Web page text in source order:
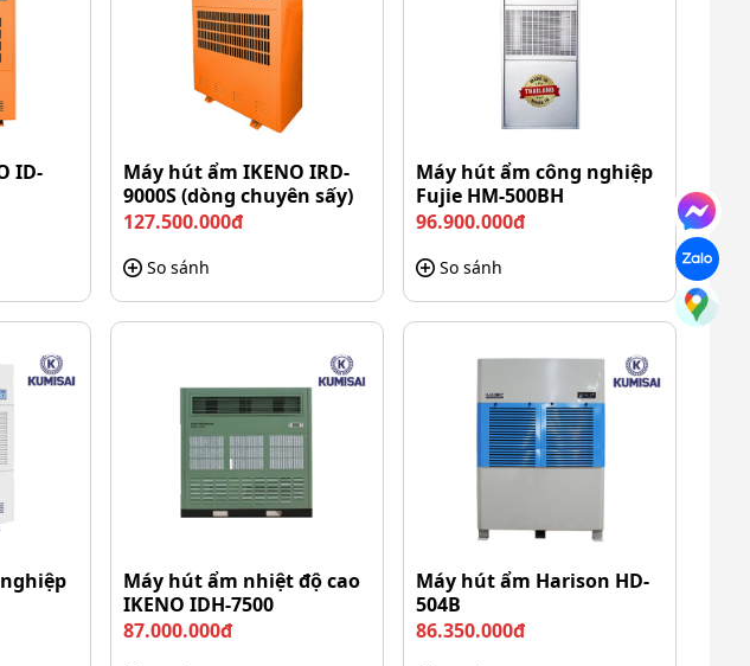
ID-
Máy hút ẩm IKENO IRD-
9000S (dòng chuyên sấy)
127.500.000đ
So sánh
Máy hút ẩm công nghiệp
Fujie HM-500BH
96.900.000đ
So sánh
Máy hút ẩm nhiệt độ cao
IKENO IDH-7500
87.000.000đ
Máy hút ẩm Harison HD-
504B
86.350.000đ